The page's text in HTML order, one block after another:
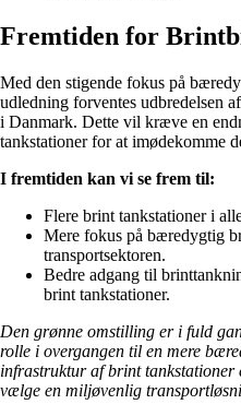
Fremtiden for
Med den stigende fokus på
udledning forventes udbredelsen
i Danmark. Dette vil kræve en
tankstationer for at imødekomme
I fremtiden kan vi se frem til:
Flere brint tankstationer i
Mere fokus på bæredygtig
transportsektoren.
Bedre adgang til
brint tankstationer.
Den grønne omstilling er i fuld
rolle i overgangen til en mere
infrastruktur af brint tankstationer
vælge en miljøvenlig